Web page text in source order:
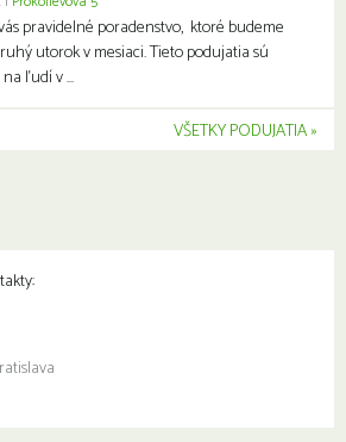
pravidelné poradenstvo, ktoré budeme
utorok v mesiaci. Tieto podujatia sú
ľudí v ...
VŠETKY PODUJATIA